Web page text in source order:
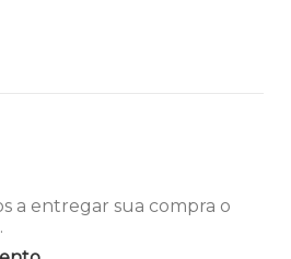
a entregar sua compra o